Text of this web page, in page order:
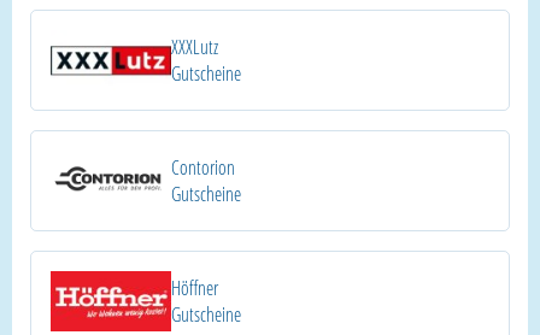
XXXLutz
Gutscheine
Contorion
Gutscheine
Höffner
Gutscheine